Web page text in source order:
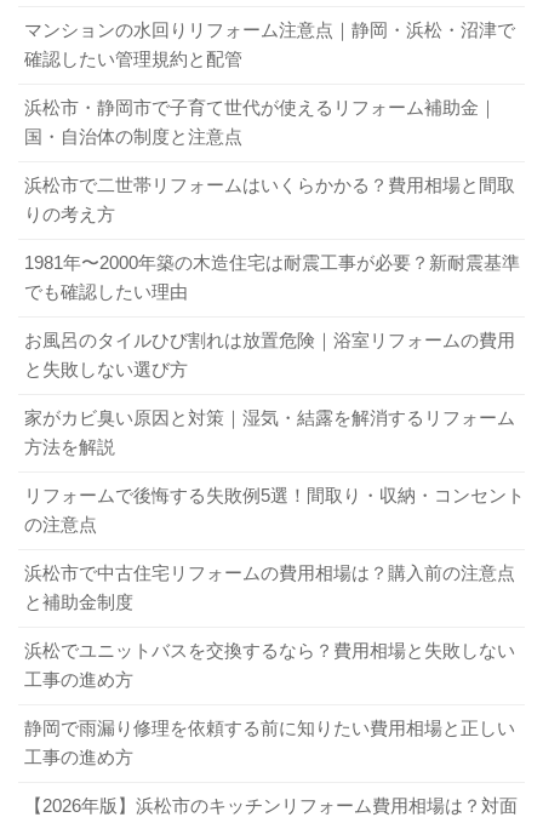
マンションの水回りリフォーム注意点｜静岡・浜松・沼津で
確認したい管理規約と配管
浜松市・静岡市で子育て世代が使えるリフォーム補助金｜
国・自治体の制度と注意点
浜松市で二世帯リフォームはいくらかかる？費用相場と間取
りの考え方
1981年〜2000年築の木造住宅は耐震工事が必要？新耐震基準
でも確認したい理由
お風呂のタイルひび割れは放置危険｜浴室リフォームの費用
と失敗しない選び方
家がカビ臭い原因と対策｜湿気・結露を解消するリフォーム
方法を解説
リフォームで後悔する失敗例5選！間取り・収納・コンセント
の注意点
浜松市で中古住宅リフォームの費用相場は？購入前の注意点
と補助金制度
浜松でユニットバスを交換するなら？費用相場と失敗しない
工事の進め方
静岡で雨漏り修理を依頼する前に知りたい費用相場と正しい
工事の進め方
【2026年版】浜松市のキッチンリフォーム費用相場は？対面